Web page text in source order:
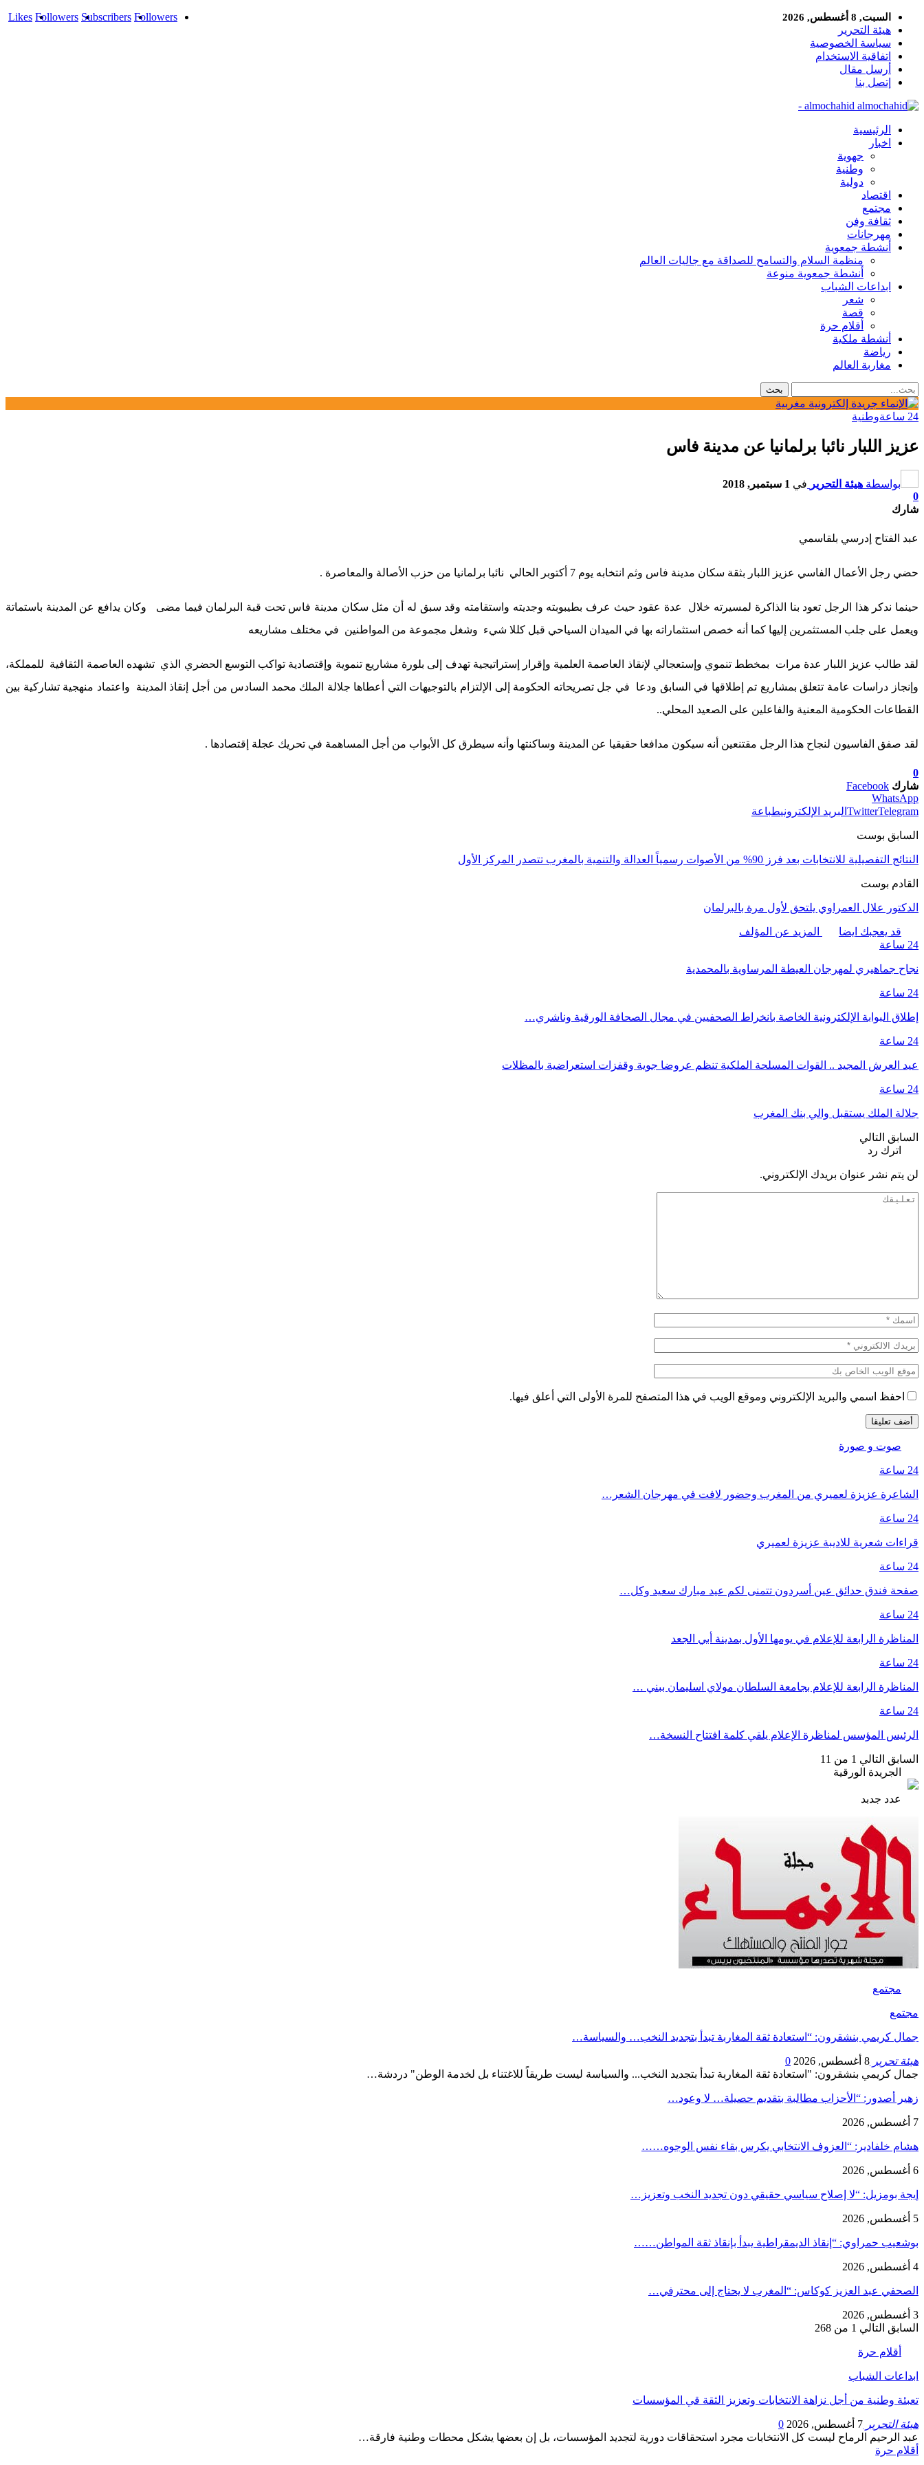
Likes Followers Subscribers Followers السبت, 8 أغسطس, 2026
هيئة التحرير
سياسة الخصوصية
اتفاقية الاستخدام
أرسل مقال
إتصل بنا
almochahid -
الرئيسية
اخبار
جهوية
وطنية
دولية
اقتصاد
مجتمع
ثقافة وفن
مهرجانات
أنشطة جمعوية
منظمة السلام والتسامح للصداقة مع جاليات العالم
أنشطة جمعوية منوعة
ابداعات الشباب
شعر
قصة
أقلام حرة
أنشطة ملكية
رياضة
مغاربة العالم
24 ساعة وطنية
عزيز اللبار نائبا برلمانيا عن مدينة فاس
بواسطة هيئة التحرير في 1 سبتمبر, 2018
0
شارك
عبد الفتاح إدرسي بلقاسمي
حضي رجل الأعمال الفاسي عزيز اللبار بثقة سكان مدينة فاس وثم انتخابه يوم 7 أكتوبر الحالي نائبا برلمانيا من حزب الأصالة والمعاصرة .
حينما ندكر هذا الرجل تعود بنا الذاكرة لمسيرته خلال عدة عقود حيث عرف بطيبوبته وجديته واستقامته وقد سبق له أن مثل سكان مدينة فاس تحت قبة البرلمان فيما مضى وكان يدافع عن المدينة باستماتة
ويعمل على جلب المستثمرين إليها كما أنه خصص استثماراته بها في الميدان السياحي قبل كللا شيء وشغل مجموعة من المواطنين في مختلف مشاريعه
لقد طالب عزيز اللبار عدة مرات بمخطط تنموي وإستعجالي لإنقاذ العاصمة العلمية وإقرار إستراتيجية تهدف إلى بلورة مشاريع تنموية وإقتصادية تواكب التوسع الحضري الذي تشهده العاصمة الثقافية للمملكة،
وإنجاز دراسات عامة تتعلق بمشاريع تم إطلاقها في السابق ودعا في جل تصريحاته الحكومة إلى الإلتزام بالتوجيهات التي أعطاها جلالة الملك محمد السادس من أجل إنقاذ المدينة واعتماد منهجية تشاركية بين
القطاعات الحكومية المعنية والفاعلين على الصعيد المحلي..
لقد صفق الفاسيون لنجاح هذا الرجل مقتنعين أنه سيكون مدافعا حقيقيا عن المدينة وساكنتها وأنه سيطرق كل الأبواب من أجل المساهمة في تحريك عجلة إقتصادها .
0
شارك Facebook
WhatsApp
TwitterTelegram البريد الإلكترونيطباعة
السابق بوست
النتائج التفصيلية للانتخابات بعد فرز 90% من الأصوات رسمياً العدالة والتنمية بالمغرب تتصدر المركز الأول
القادم بوست
الدكتور علال العمراوي يلتحق لأول مرة بالبرلمان
قد يعجبك ايضا
المزيد عن المؤلف
24 ساعة
نجاح جماهيري لمهرجان العيطة المرساوية بالمحمدية
24 ساعة
إطلاق البوابة الإلكترونية الخاصة بانخراط الصحفيين في مجال الصحافة الورقية وناشري…
24 ساعة
عيد العرش المجيد .. القوات المسلحة الملكية تنظم عروضا جوية وقفزات استعراضية بالمظلات
24 ساعة
جلالة الملك يستقبل والي بنك المغرب
السابق التالي
اترك رد
لن يتم نشر عنوان بريدك الإلكتروني.
احفظ اسمي والبريد الإلكتروني وموقع الويب في هذا المتصفح للمرة الأولى التي أعلق فيها.
صوت و صورة
24 ساعة
الشاعرة عزيزة لعميري من المغرب وحضور لافت في مهرجان الشعر…
24 ساعة
قراءات شعرية للاديبة عزيزة لعميري
24 ساعة
صفحة فندق حدائق عين أسردون تتمنى لكم عيد مبارك سعيد وكل…
24 ساعة
المناظرة الرابعة للإعلام في يومها الأول بمدينة أبي الجعد
24 ساعة
المناظرة الرابعة للإعلام بجامعة السلطان مولاي اسليمان ببني …
24 ساعة
الرئيس المؤسس لمناظرة الإعلام يلقي كلمة افتتاح النسخة…
السابق التالي 1 من 11
الجريدة الورقية
عدد جدبد
مجتمع
مجتمع
جمال كريمي بنشقرون: “استعادة ثقة المغاربة تبدأ بتجديد النخب… والسياسة…
هيئة تحرير 8 أغسطس, 2026
0
جمال كريمي بنشقرون: "استعادة ثقة المغاربة تبدأ بتجديد النخب... والسياسة ليست طريقاً للاغتناء بل لخدمة الوطن" دردشة…
زهير أصدور: “الأحزاب مطالبة بتقديم حصيلة… لا وعود…
7 أغسطس, 2026
هشام خلفادير: “العزوف الانتخابي يكرس بقاء نفس الوجوه……
6 أغسطس, 2026
إيجة بومزيل: “لا إصلاح سياسي حقيقي دون تجديد النخب وتعزيز…
5 أغسطس, 2026
بوشعيب حمراوي: “إنقاذ الديمقراطية يبدأ بإنقاذ ثقة المواطن……
4 أغسطس, 2026
الصحفي عبد العزيز كوكاس: “المغرب لا يحتاج إلى محترفي…
3 أغسطس, 2026
السابق التالي 1 من 268
أقلام حرة
ابداعات الشباب
تعبئة وطنية من أجل نزاهة الانتخابات وتعزيز الثقة قي المؤسسات
هيئة التحرير 7 أغسطس, 2026
0
عبد الرحيم الرماح ليست كل الانتخابات مجرد استحقاقات دورية لتجديد المؤسسات، بل إن بعضها يشكل محطات وطنية فارقة…
أقلام حرة